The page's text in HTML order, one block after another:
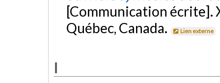
[Communication écrite].
Québec, Canada.
Lien externe
I